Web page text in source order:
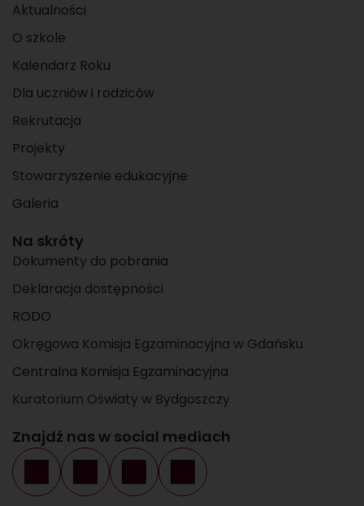
Aktualności
O szkole
Kalendarz Roku
Dla uczniów i rodziców
Rekrutacja
Projekty
Stowarzyszenie edukacyjne
Galeria
Na skróty
Dokumenty do pobrania
Deklaracja dostępności
RODO
Okręgowa Komisja Egzaminacyjna w Gdańsku
Centralna Komisja Egzaminacyjna
Kuratorium Oświaty w Bydgoszczy
Znajdź nas w social mediach